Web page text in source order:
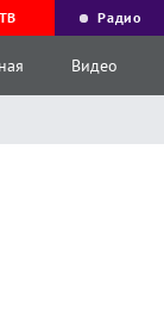
ТВ Радио
Видео